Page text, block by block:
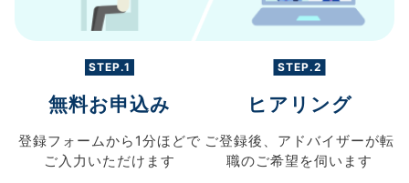
STEP.1
無料お申込み
登録フォームから 1分ほどで
ご入力 いただけます
STEP.2
ヒアリング
ご登録後、 アドバイザーが転
職のご希望を伺います